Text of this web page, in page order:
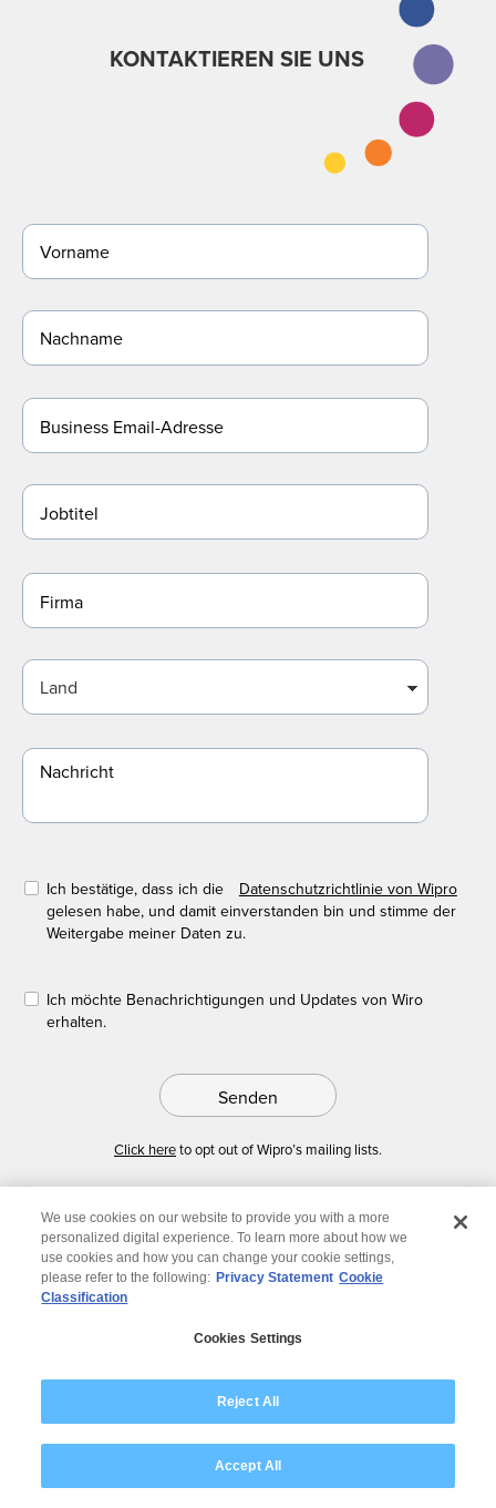
KONTAKTIEREN SIE UNS
Ich bestätige, dass ich die
Datenschutzrichtlinie von Wipro
gelesen habe, und damit einverstanden bin und stimme der
Weitergabe meiner Daten zu.
Ich möchte Benachrichtigungen und Updates von Wiro
erhalten.
Senden
Click hereto opt out of Wipro’s mailing lists.
Modern Slavery Statement
We use cookies on our website to provide you with a more
personalized digital experience. To learn more about how we
use cookies and how you can change your cookie settings,
please refer to the following: Privacy Statement Cookie
Classification
Cookies Settings
Reject All
Accept All